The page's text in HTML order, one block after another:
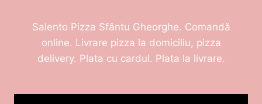
Salento Pizza Sfântu Gheorghe. Comandă
online. Livrare pizza la domiciliu, pizza
delivery. Plata cu cardul. Plata la livrare.